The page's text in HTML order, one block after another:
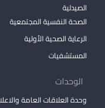
الصيدلية
الصحة النفسية المجتمعية
الرعاية الصحية الأولية
المستشفيات
الوحدات
وحدة العلاقات العامة